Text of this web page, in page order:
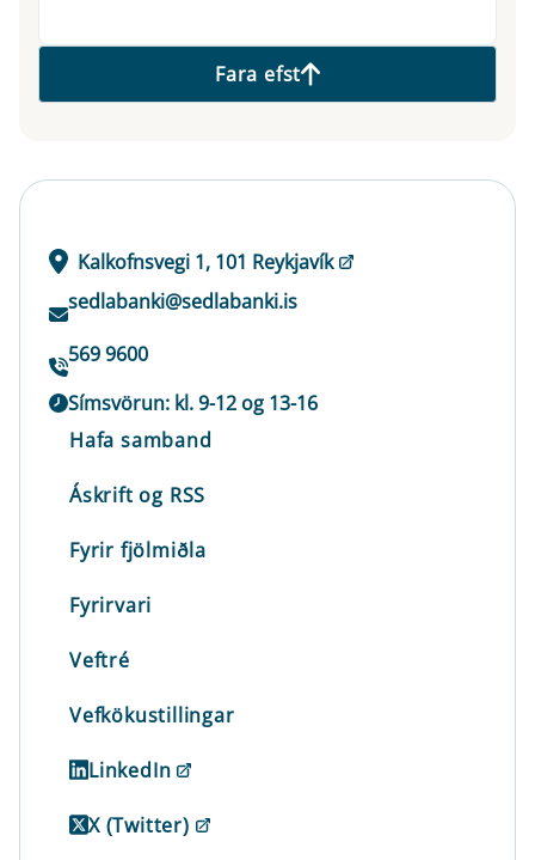
Fara efst
Kalkofnsvegi 1, 101 Reykjavík
sedlabanki@sedlabanki.is
569 9600
Símsvörun: kl. 9-12 og 13-16
Hafa samband
Áskrift og RSS
Fyrir fjölmiðla
Fyrirvari
Veftré
Vefkökustillingar
LinkedIn
X (Twitter)